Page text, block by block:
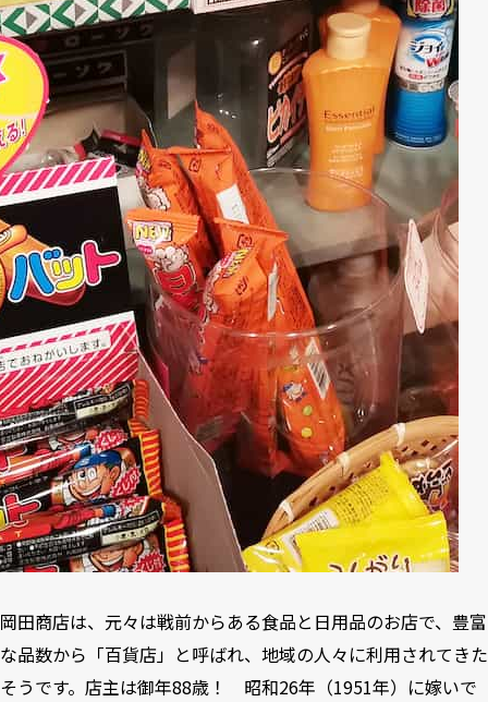
岡田商店は、元々は戦前からある食品と日用品のお店で、豊富
な品数から「百貨店」と呼ばれ、地域の人々に利用されてきた
そうです。店主は御年88歳！ 昭和26年（1951年）に嫁いで